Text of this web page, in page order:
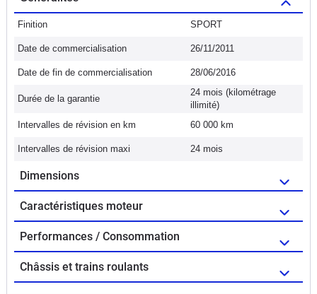
Finition SPORT
Date de commercialisation 26/11/2011
Date de fin de commercialisation 28/06/2016
Durée de la garantie
24 mois (kilométrage
illimité)
Intervalles de révision en km
60 000 km
Intervalles de révision maxi 24 mois
Dimensions
Caractéristiques moteur
Performances / Consommation
Châssis et trains roulants